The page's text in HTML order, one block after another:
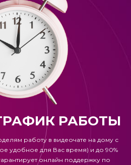
РАБОТЫ
работу в видеочате на дому с
удобное для Вас время) и до 90%
онлайн поддержку по